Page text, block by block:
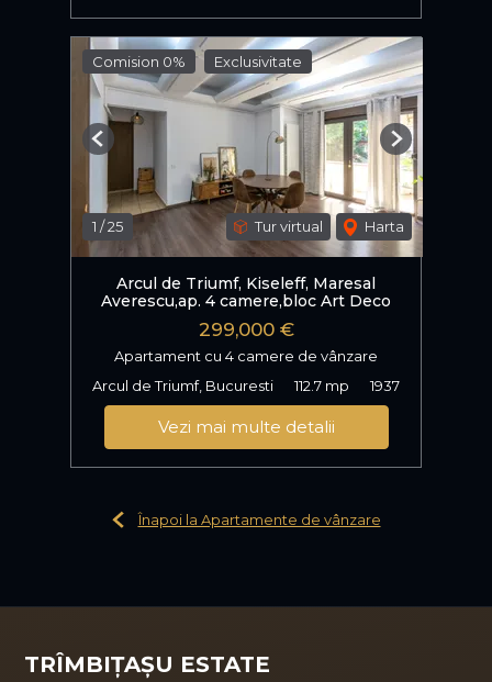
Comision 0% Exclusivitate
1 /25 Tur virtual Harta
Previous Next
Arcul de Triumf, Kiseleff, Maresal
Averescu,ap. 4 camere,bloc Art Deco
299,000 €
Apartament cu 4 camere de vânzare
Arcul de Triumf, Bucuresti
112.7 mp 1937
Vezi mai multe detalii
Înapoi la Apartamente de vânzare
TRÎMBIȚAȘU ESTATE